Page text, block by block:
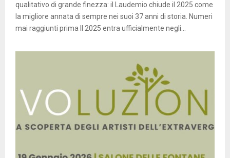
qualitativo di grande finezza: il Laudemio chiude il 2025 come
la migliore annata di sempre nei suoi 37 anni di storia. Numeri
mai raggiunti prima Il 2025 entra ufficialmente negli...